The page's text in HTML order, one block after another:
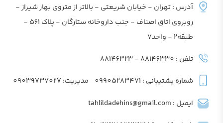
آدرس : تهران - خیابان شریعتی - بالاتر از متروی بهار شیراز -
روبروی اتاق اصناف - جنب داروخانه ستارگان - پلاک 561 -
طبقه2 - واحد7
تلفن : 88146330 - 88146323
شماره پشتیبانی : 09905283471 مدیریت: 09039737027
ایمیل : tahlildadehins@gmail.com